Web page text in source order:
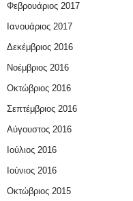
Φεβρουάριος 2017
Ιανουάριος 2017
Δεκέμβριος 2016
Νοέμβριος 2016
Οκτώβριος 2016
Σεπτέμβριος 2016
Αύγουστος 2016
Ιούλιος 2016
Ιούνιος 2016
Οκτώβριος 2015